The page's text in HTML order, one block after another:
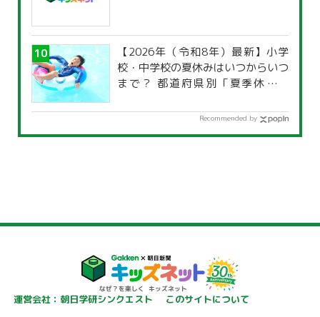
【2026年（令和8年）最新】小学
校・中学校の夏休みはいつからいつ
まで？ 都道府県別「夏季休暇一
Recommended by
運営会社：朝日学研シンクエスト このサイトについて